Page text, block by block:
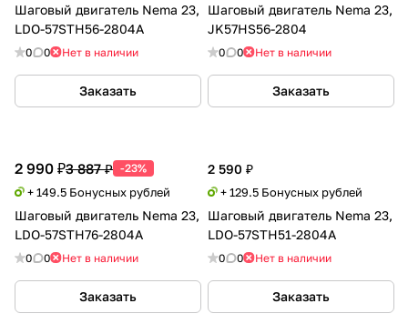
Шаговый двигатель Nema 23,
LDO-57STH56-2804A
0 0 Нет в наличии
Заказать
Шаговый двигатель Nema 23,
JK57HS56-2804
0 0 Нет в наличии
Заказать
2 590 ₽
+ 129.5 Бонусных рублей
Шаговый двигатель Nema 23,
LDO-57STH51-2804A
0 0 Нет в наличии
Заказать
2 990 ₽3 887 ₽ -23%
+ 149.5 Бонусных рублей
Шаговый двигатель Nema 23,
LDO-57STH76-2804A
0 0 Нет в наличии
Заказать